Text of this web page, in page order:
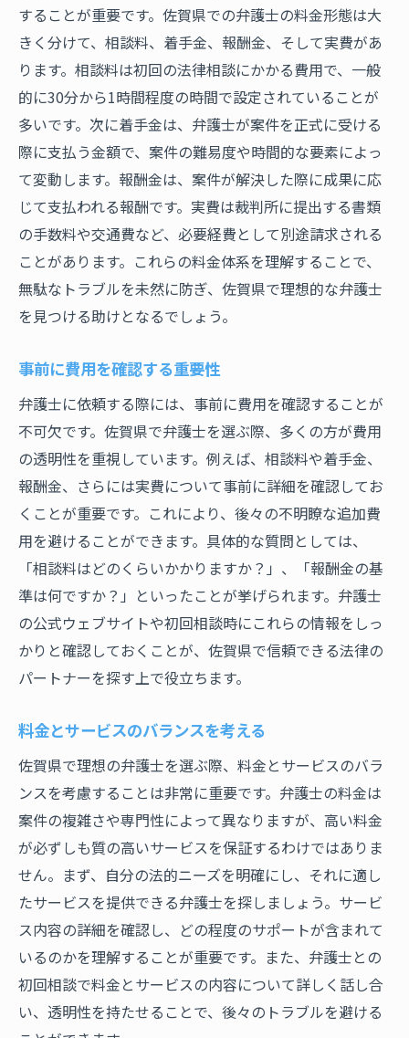
することが重要です。佐賀県での弁護士の料金形態は大
きく分けて、相談料、着手金、報酬金、そして実費があ
ります。相談料は初回の法律相談にかかる費用で、一般
的に30分から1時間程度の時間で設定されていることが
多いです。次に着手金は、弁護士が案件を正式に受ける
際に支払う金額で、案件の難易度や時間的な要素によっ
て変動します。報酬金は、案件が解決した際に成果に応
じて支払われる報酬です。実費は裁判所に提出する書類
の手数料や交通費など、必要経費として別途請求される
ことがあります。これらの料金体系を理解することで、
無駄なトラブルを未然に防ぎ、佐賀県で理想的な弁護士
を見つける助けとなるでしょう。
事前に費用を確認する重要性
弁護士に依頼する際には、事前に費用を確認することが
不可欠です。佐賀県で弁護士を選ぶ際、多くの方が費用
の透明性を重視しています。例えば、相談料や着手金、
報酬金、さらには実費について事前に詳細を確認してお
くことが重要です。これにより、後々の不明瞭な追加費
用を避けることができます。具体的な質問としては、
「相談料はどのくらいかかりますか？」、「報酬金の基
準は何ですか？」といったことが挙げられます。弁護士
の公式ウェブサイトや初回相談時にこれらの情報をしっ
かりと確認しておくことが、佐賀県で信頼できる法律の
パートナーを探す上で役立ちます。
料金とサービスのバランスを考える
佐賀県で理想の弁護士を選ぶ際、料金とサービスのバラ
ンスを考慮することは非常に重要です。弁護士の料金は
案件の複雑さや専門性によって異なりますが、高い料金
が必ずしも質の高いサービスを保証するわけではありま
せん。まず、自分の法的ニーズを明確にし、それに適し
たサービスを提供できる弁護士を探しましょう。サービ
ス内容の詳細を確認し、どの程度のサポートが含まれて
いるのかを理解することが重要です。また、弁護士との
初回相談で料金とサービスの内容について詳しく話し合
い、透明性を持たせることで、後々のトラブルを避ける